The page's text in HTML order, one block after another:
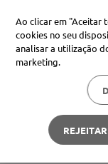
Procure no
Pesquisas mais comuns
xiaomi
Beleza e
Clarins Multi-
Ao clicar em "Aceitar
cookies no seu
analisar a utilização
marketing.